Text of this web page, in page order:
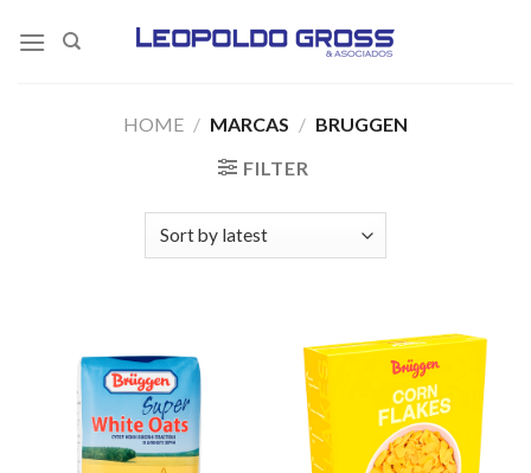
HOME / MARCAS / BRUGGEN
FILTER